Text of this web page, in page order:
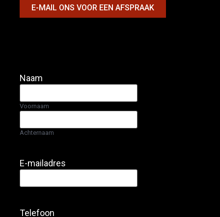
E-MAIL ONS VOOR EEN AFSPRAAK
Naam
Voornaam
Achternaam
E-mailadres
Telefoon